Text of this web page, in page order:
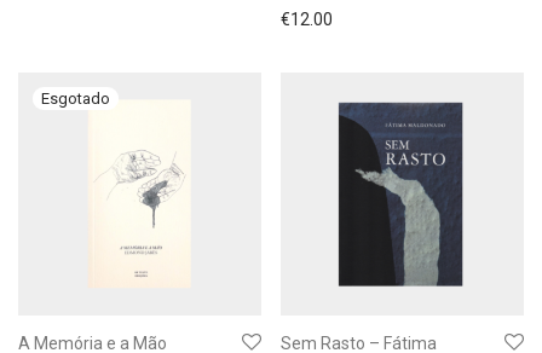
€12.00
A Memória e a Mão Sem Rasto – Fátima